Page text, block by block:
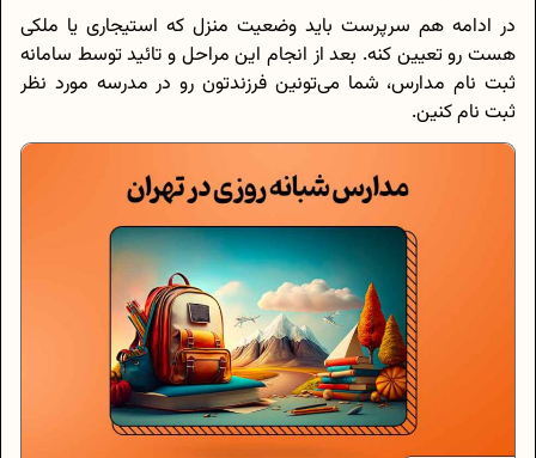
در ادامه هم سرپرست باید وضعیت منزل که استیجاری یا ملکی
هست رو تعیین کنه. بعد از انجام این مراحل و تائید توسط سامانه
ثبت نام مدارس، شما می‌تونین فرزندتون رو در مدرسه مورد نظر
ثبت نام کنین.